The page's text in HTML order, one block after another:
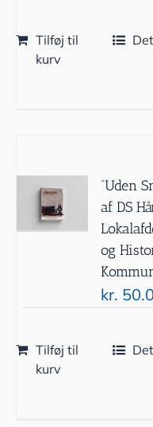
Tilføj til
kurv
”Uden
af DS
og
kr.
Tilføj til
kurv